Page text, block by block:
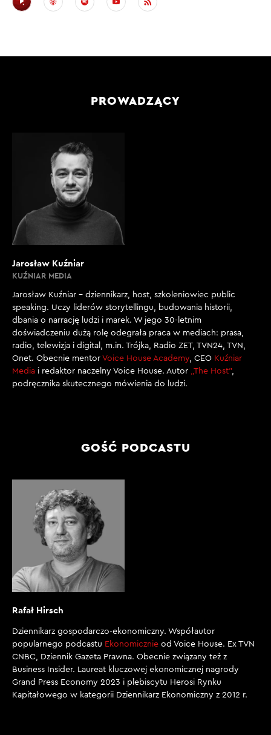
PROWADZĄCY
Jarosław Kuźniar
KUŹNIAR MEDIA
Jarosław Kuźniar – dziennikarz, host, szkoleniowiec public
speaking. Uczy liderów storytellingu, budowania historii,
dbania o narrację ludzi i marek. W jego 30-letnim
doświadczeniu dużą rolę odegrała praca w mediach: prasa,
radio, telewizja i digital, m.in. Trójka, Radio ZET, TVN24, TVN,
Onet. Obecnie mentor Voice House Academy, CEO Kuźniar
Media i redaktor naczelny Voice House. Autor „The Host”,
podręcznika skutecznego mówienia do ludzi.
GOŚĆ PODCASTU
Rafał Hirsch
Dziennikarz gospodarczo-ekonomiczny. Współautor
popularnego podcastu Ekonomicznie od Voice House. Ex TVN
CNBC, Dziennik Gazeta Prawna. Obecnie związany też z
Business Insider. Laureat kluczowej ekonomicznej nagrody
Grand Press Economy 2023 i plebiscytu Herosi Rynku
Kapitałowego w kategorii Dziennikarz Ekonomiczny z 2012 r.